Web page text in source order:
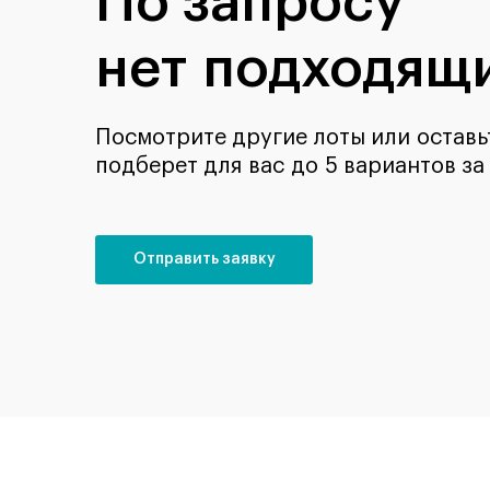
нет
Посмотрите другие лоты или
подберет для вас до 5 вариантов
Отправить заявку